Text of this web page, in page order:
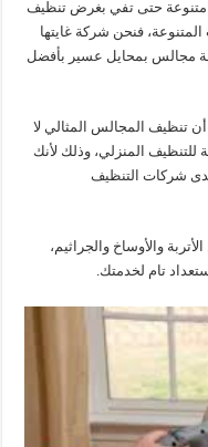
حتى تفي بغرض تنظيف
المتنوعة، فنحن شركة غايتها
مجالس بمحايل عسير بأفضل
أن تنظيف المجالس المثالي لا
للتنظيف
المنزلي، وذلك لأنك
لدى شركات التنظيف
والأوساخ والجراثيم،
تام لخدمتك.